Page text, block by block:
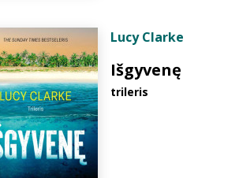
Lucy Clarke
Išgyvenę
trileris